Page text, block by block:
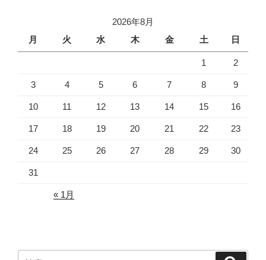
ョ
2026年8月
月
火 水 木 金 土 日
1 2
3 4 5 6 7 8 9
10 11 12 13 14 15 16
17 18 19 20 21 22 23
24 25 26 27 28 29 30
31
« 1月